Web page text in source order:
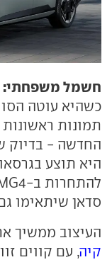
חשמל משפחתי:
כשהיא עוטה
תמונות
החדשה - בדיוק
היא תוצע
סדאן שיתאימו
העיצוב ממשיך
קיה, עם קווים